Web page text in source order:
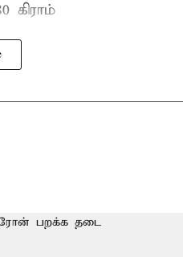
கிராம்